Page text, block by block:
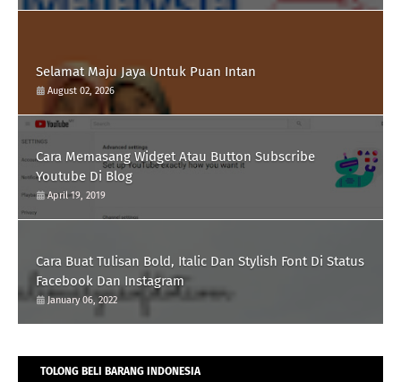
Selamat Maju Jaya Untuk Puan Intan
August 02, 2026
Cara Memasang Widget Atau Button Subscribe
Youtube Di Blog
April 19, 2019
Cara Buat Tulisan Bold, Italic Dan Stylish Font Di Status
Facebook Dan Instagram
January 06, 2022
TOLONG BELI BARANG INDONESIA